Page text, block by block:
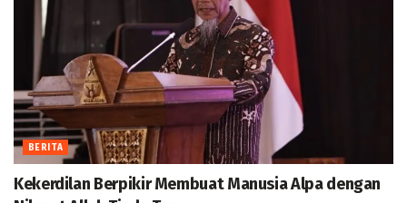
BERITA
Kekerdilan Berpikir Membuat Manusia Alpa dengan